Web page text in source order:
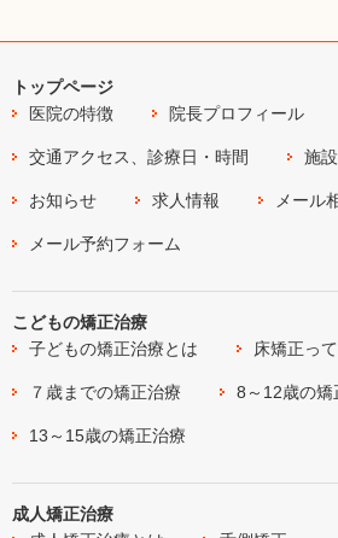
トップページ
医院の特徴
院長プロフィール
交通アクセス、診療日・時間 施
お知らせ 求人情報 メール
メール予約フォーム
こどもの矯正治療
子どもの矯正治療とは
床矯正っ
７歳までの矯正治療 8～12歳の矯
13～15歳の矯正治療
成人矯正治療